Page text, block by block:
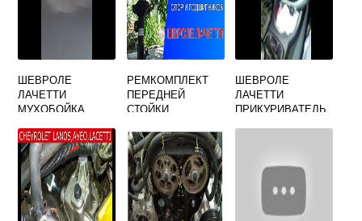
ШЕВРОЛЕ
ЛАЧЕТТИ
МУХОБОЙКА
РЕМКОМПЛЕКТ
ПЕРЕДНЕЙ
СТОЙКИ
ЛАЧЕТТИ
УНИВЕРСАЛ
ШЕВРОЛЕ
ЛАЧЕТТИ
ПРИКУРИВАТЕЛЬ